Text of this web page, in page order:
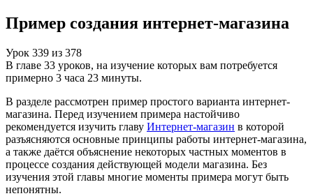
Пример создания интернет-магазина
Урок 339 из 378
В главе 33 уроков, на изучение которых вам потребуется
примерно 3 часа 23 минуты.
В разделе рассмотрен пример простого варианта интернет-
магазина. Перед изучением примера настойчиво
рекомендуется изучить главу Интернет-магазин в которой
разъясняются основные принципы работы интернет-магазина,
а также даётся объяснение некоторых частных моментов в
процессе создания действующей модели магазина. Без
изучения этой главы многие моменты примера могут быть
непонятны.